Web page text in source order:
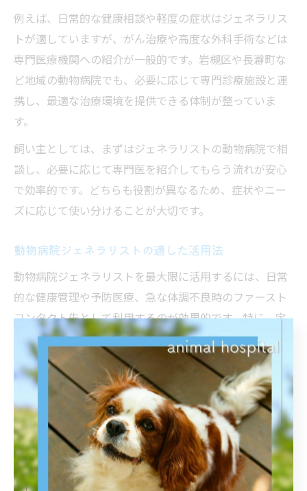
例えば、日常的な健康相談や軽度の症状はジェネラリス
トが適していますが、がん治療や高度な外科手術などは
専門医療機関への紹介が一般的です。岩槻区や長瀞町な
ど地域の動物病院でも、必要に応じて専門診療施設と連
携し、最適な治療環境を提供できる体制が整っていま
す。
飼い主としては、まずはジェネラリストの動物病院で相
談し、必要に応じて専門医を紹介してもらう流れが安心
で効率的です。どちらも役割が異なるため、症状やニー
ズに応じて使い分けることが大切です。
動物病院ジェネラリストの適した活用法
動物病院ジェネラリストを最大限に活用するには、日常
的な健康管理や予防医療、急な体調不良時のファースト
コンタクト先として利用するのが効果的です。特に、定
期健診やワクチン接種、食事・生活指導など、ペットの
健康を維持するための相談窓口として活躍します。
また、岩槻区や長瀞町など地域密着型の動物病院では、
飼い主やペットの生活スタイルに合ったアドバイスが受
けられる点も魅力です。例えば、季節ごとの健康リスク
や、地域特有の感染症対策など、きめ細かなサポートが
期待できます。